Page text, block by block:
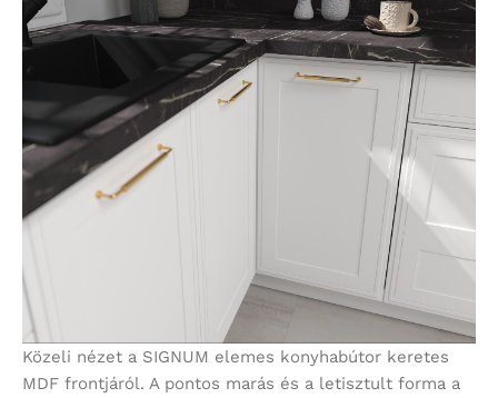
Közeli nézet a SIGNUM elemes konyhabútor keretes
MDF frontjáról. A pontos marás és a letisztult forma a